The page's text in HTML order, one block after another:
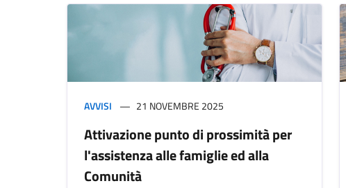
AVVISI 21 NOVEMBRE 2025
Attivazione punto di prossimità per
l'assistenza alle famiglie ed alla
Comunità